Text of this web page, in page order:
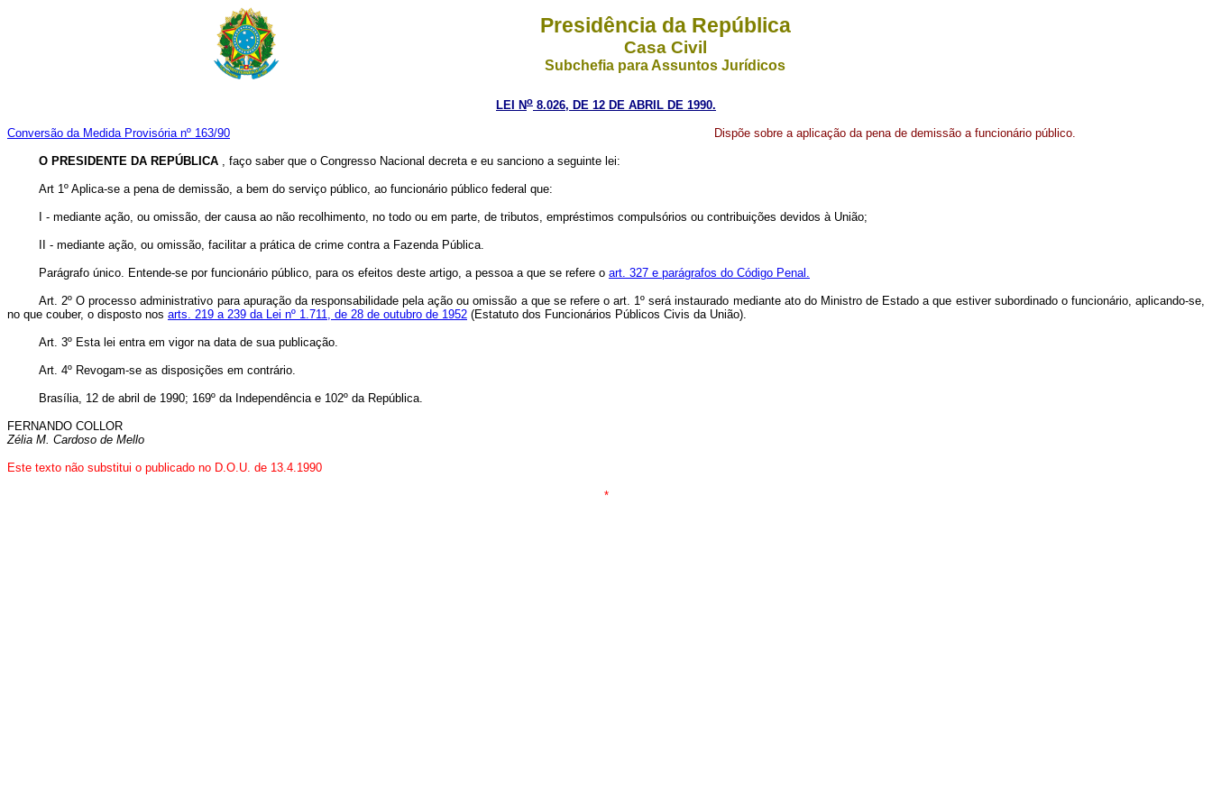
Presidência da República
Casa Civil
Subchefia para Assuntos Jurídicos
LEI No 8.026, DE 12 DE ABRIL DE 1990.
Conversão da Medida Provisória nº 163/90 Dispõe sobre a aplicação da pena de demissão a funcionário público.
O PRESIDENTE DA REPÚBLICA , faço saber que o Congresso Nacional decreta e eu sanciono a seguinte lei:
Art 1º Aplica-se a pena de demissão, a bem do serviço público, ao funcionário público federal que:
I - mediante ação, ou omissão, der causa ao não recolhimento, no todo ou em parte, de tributos, empréstimos compulsórios ou contribuições devidos à União;
II - mediante ação, ou omissão, facilitar a prática de crime contra a Fazenda Pública.
Parágrafo único. Entende-se por funcionário público, para os efeitos deste artigo, a pessoa a que se refere o art. 327 e parágrafos do Código Penal.
Art. 2º O processo administrativo para apuração da responsabilidade pela ação ou omissão a que se refere o art. 1º será instaurado mediante ato do Ministro de Estado a que estiver subordinado o funcionário, aplicando-se,
no que couber, o disposto nos arts. 219 a 239 da Lei nº 1.711, de 28 de outubro de 1952 (Estatuto dos Funcionários Públicos Civis da União).
Art. 3º Esta lei entra em vigor na data de sua publicação.
Art. 4º Revogam-se as disposições em contrário.
Brasília, 12 de abril de 1990; 169º da Independência e 102º da República.
FERNANDO COLLOR
Zélia M. Cardoso de Mello
Este texto não substitui o publicado no D.O.U. de 13.4.1990
*